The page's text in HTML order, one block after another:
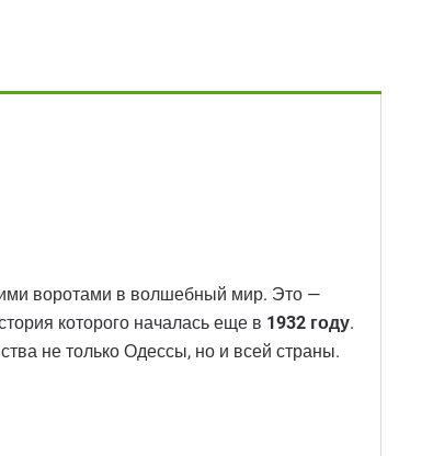
воротами в волшебный мир. Это —
которого началась еще в 1932 году.
не только Одессы, но и всей страны.